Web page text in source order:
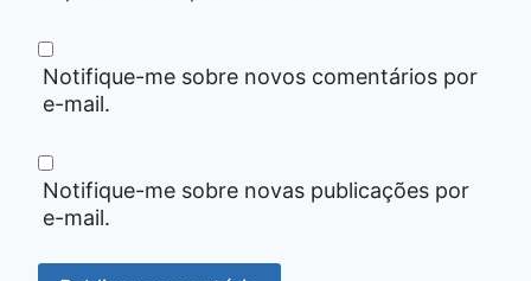
Notifique-me sobre novos comentários por
e-mail.
Notifique-me sobre novas publicações por
e-mail.